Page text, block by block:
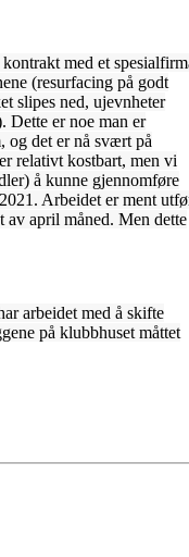
med et
(resurfacing på godt
slipes ned, ujevnheter
Dette er noe man er
og det er nå svært på
relativt kostbart, men vi
å kunne gjennomføre
Arbeidet er ment
april måned. Men dette
arbeidet med å skifte
på klubbhuset måttet